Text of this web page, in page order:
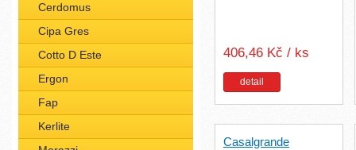
Cerdomus
Cipa Gres
Cotto D Este
Ergon
Fap
Kerlite
406,46 Kč / ks
detail
Casalgrande